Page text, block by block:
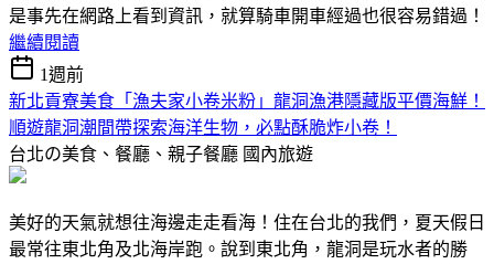
是事先在網路上看到資訊，就算騎車開車經過也很容易錯過！
繼續閱讀
1週前
新北貢寮美食「漁夫家小卷米粉」龍洞漁港隱藏版平價海鮮！
順遊龍洞潮間帶探索海洋生物，必點酥脆炸小卷！
台北の美食、餐廳、親子餐廳 國內旅遊
美好的天氣就想往海邊走走看海！住在台北的我們，夏天假日
最常往東北角及北海岸跑。說到東北角，龍洞是玩水者的勝